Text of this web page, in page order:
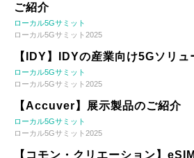
ご紹介
ローカル5Gサミット
ローカル5Gサミット2025
【IDY】IDYの産業向け5Gソリュ
ローカル5Gサミット
ローカル5Gサミット2025
【Accuver】展示製品のご紹介
ローカル5Gサミット
ローカル5Gサミット2025
【コモン・クリエーション】